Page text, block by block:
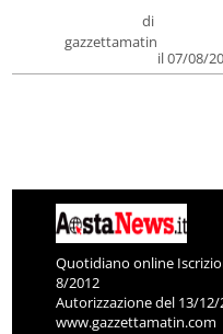
di
gazzettamatin
il 07/08/
Quotidiano online
8/2012
Autorizzazione del 13/12/
www.gazzettamatin.com